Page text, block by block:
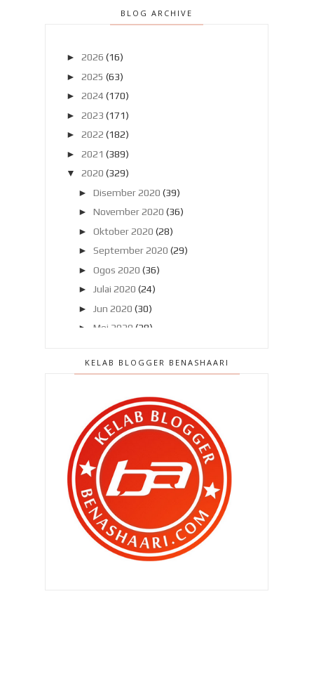
BLOG ARCHIVE
► 2026 (16)
► 2025 (63)
► 2024 (170)
► 2023 (171)
► 2022 (182)
► 2021 (389)
▼
2020 (329)
► Disember 2020 (39)
► November 2020 (36)
► Oktober 2020 (28)
► September 2020 (29)
► Ogos 2020 (36)
►
Julai 2020 (24)
►
Jun 2020 (30)
► Mei 2020 (28)
▼ Mac 2020 (23)
hentam dek netizen...
Hari 10 & 11 : Pakej Rangsangan dan
Roti Gardenia
Hari 8 & 9 : Mulai terasa kesan
buruk..
Hari 7&8 : Tekanan mula terasa
Hari 5 & 6 : Terima kasih kerajaan
Malaysia
KELAB BLOGGER BENASHAARI